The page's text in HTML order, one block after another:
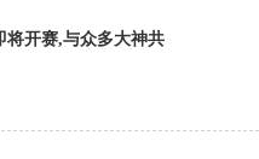
将开赛,与众多大神共